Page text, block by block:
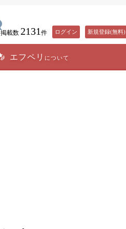
掲載数 2131 件 ログイン 新規登録(無料)
エフペリ について